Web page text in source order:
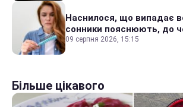
Наснилося, що випадає
сонники пояснюють, до
09 серпня 2026, 15:15
Більше цікавого